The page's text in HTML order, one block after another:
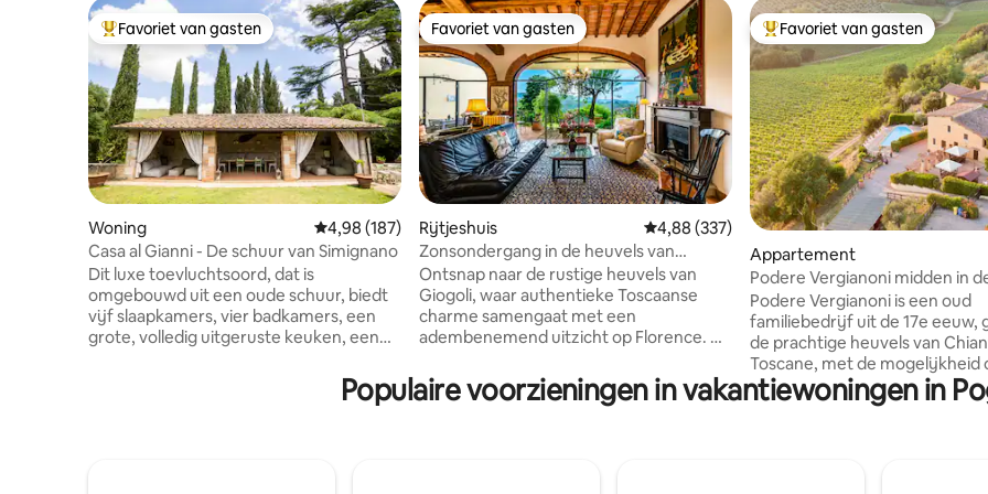
Topfavoriet van gasten
Favoriet van gasten
Woning Gemiddelde beoordeling van 4,98 uit 5, 187 recensies
4,98 (187)
Casa al Gianni - De schuur van Simignano
Dit luxe toevluchtsoord, dat is
omgebouwd uit een oude schuur, biedt
vijf slaapkamers, vier badkamers, een
grote, volledig uitgeruste keuken, een
met parkeerplaats, een bubbelbad, een
patio met banken, een barbecue, een
Favoriet van gasten
Favoriet van gasten
Rijtjeshuis Gemiddelde beoordeling van 4,88 uit 5, 337
4,88 (337)
Zonsondergang in de heuvels van
Florence • Giogoli
Ontsnap naar de rustige heuvels van
Giogoli, waar authentieke Toscaanse
charme samengaat met een
adembenemend uitzicht op Florence. Dit
van het stadscentrum en het platteland
van de Chianti en is de perfecte
Topfavoriet van gasten
Favoriet van gasten
Appartement
Podere Vergianoni midden in de Chianti
met zwembad
Podere Vergianoni is een oud
familiebedrijf uit de 17e eeuw,
de prachtige heuvels van
Toscane, met de mogelijkheid
rechtstreeks met onze familie
privépendeldienst en lokale
voegen voor 2 kinderen jonger
Populaire voorzieningen in vakantiewoningen in